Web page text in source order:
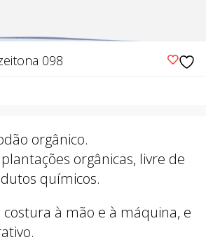
098
orgânico.
orgânicas, livre de
químicos.
à mão e à máquina, e